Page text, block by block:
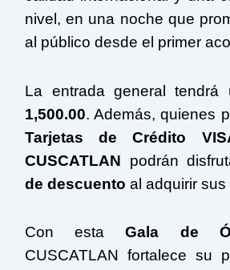
nivel, en una noche que
al público desde el primer
La entrada general
1,500.00. Además, quienes
Tarjetas de Crédito
CUSCATLAN podrán
de descuento al adquirir sus
Con estaGala de
CUSCATLAN fortalece su